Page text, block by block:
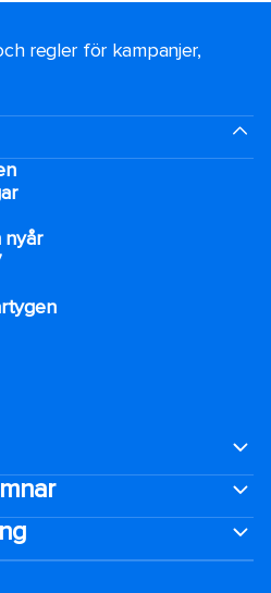
regler för kampanjer,
nyår